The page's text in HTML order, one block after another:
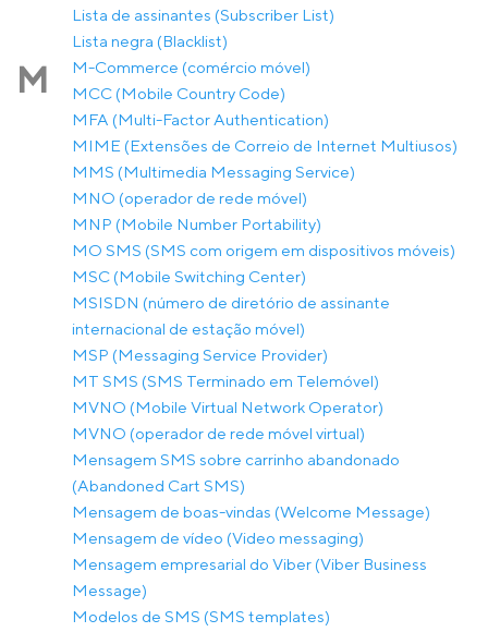
Lista de assinantes (Subscriber List)
Lista negra (Blacklist)
M
M-Commerce (comércio móvel)
MCC (Mobile Country Code)
MFA (Multi-Factor Authentication)
MIME (Extensões de Correio de Internet Multiusos)
MMS (Multimedia Messaging Service)
MNO (operador de rede móvel)
MNP (Mobile Number Portability)
MO SMS (SMS com origem em dispositivos móveis)
MSC (Mobile Switching Center)
MSISDN (número de diretório de assinante
internacional de estação móvel)
MSP (Messaging Service Provider)
MT SMS (SMS Terminado em Telemóvel)
MVNO (Mobile Virtual Network Operator)
MVNO (operador de rede móvel virtual)
Mensagem SMS sobre carrinho abandonado
(Abandoned Cart SMS)
Mensagem de boas-vindas (Welcome Message)
Mensagem de vídeo (Video messaging)
Mensagem empresarial do Viber (Viber Business
Message)
Modelos de SMS (SMS templates)